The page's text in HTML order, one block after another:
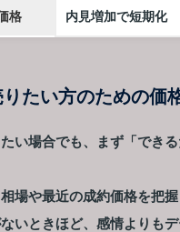
格 内見増加で短期化
たい方のための価
い場合でも、まず「でき
場や最近の成約価格を把
いときほど、感情よりも